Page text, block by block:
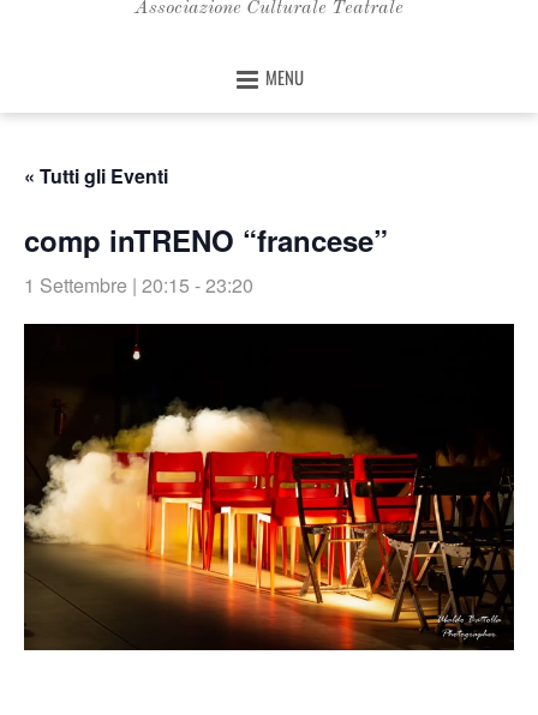
Associazione Culturale Teatrale
MENU
« Tutti gli Eventi
comp inTRENO “francese”
1 Settembre | 20:15 -23:20